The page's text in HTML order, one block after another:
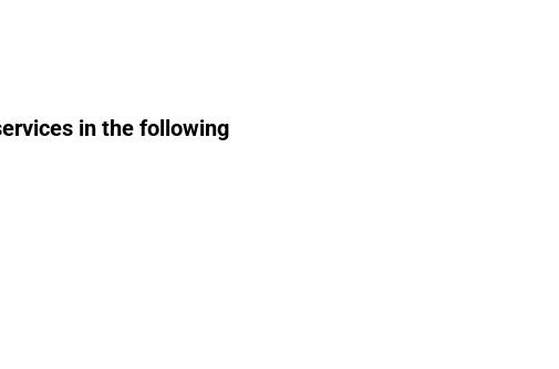
in the following